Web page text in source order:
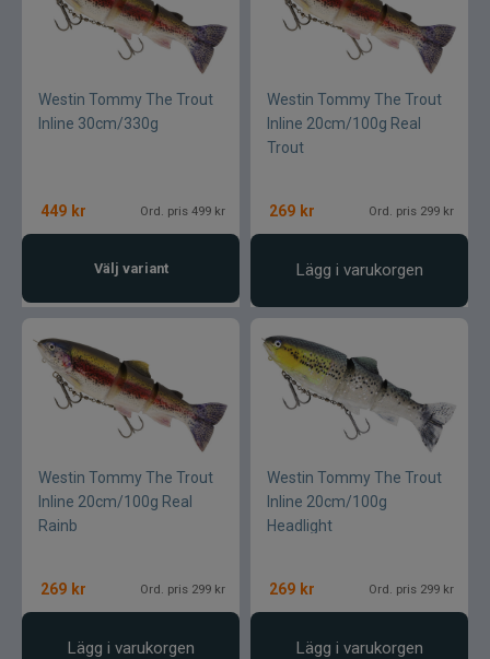
Westin Tommy The Trout
Inline 30cm/330g
449 kr Ord. pris 499 kr
Välj variant
Westin Tommy The Trout
Inline 20cm/100g Real
Trout
269 kr Ord. pris 299 kr
Lägg i varukorgen
Westin Tommy The Trout
Inline 20cm/100g Real
Rainb
269 kr Ord. pris 299 kr
Lägg i varukorgen
Westin Tommy The Trout
Inline 20cm/100g
Headlight
269 kr Ord. pris 299 kr
Lägg i varukorgen